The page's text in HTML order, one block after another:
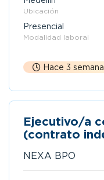
Ubicación
Presencial
Modalidad laboral
Hace 3
Ejecutivo/a
(contrato
NEXA BPO